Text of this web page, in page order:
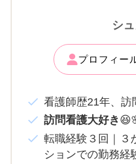
シ
プロフィー
看護師歴21年、訪
訪問看護大好き
転職経験３回｜３
ションでの勤務経